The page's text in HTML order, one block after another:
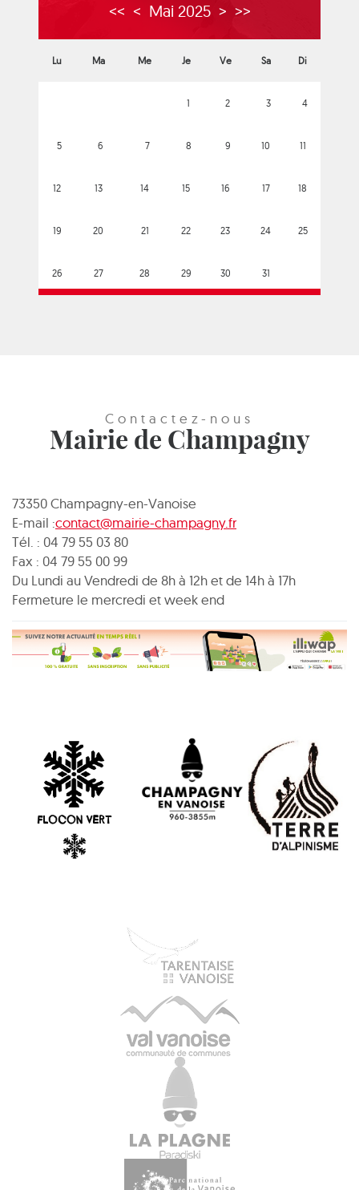
<< < Mai 2025 > >>
Lu Ma Me Je Ve Sa Di
1 2 3 4
5 6 7 8 9 10 11
12 13 14 15 16 17 18
19 20 21 22 23 24 25
26 27 28 29 30 31
Contactez-nous
Mairie de Champagny
73350 Champagny-en-Vanoise
E-mail :contact@mairie-champagny.fr
Tél. : 04 79 55 03 80
Fax : 04 79 55 00 99
Du Lundi au Vendredi de 8h à 12h et de 14h à 17h
Fermeture le mercredi et week end